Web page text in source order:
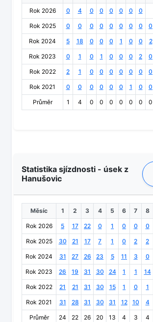
Rok 2026 0 4 0 0 0 0 0 0
Rok 2025 0 0 0 0 0 0 0 0 0
Rok 2024 5 18 0 0 0 1 0 0 2
Rok 2023 0 1 0 1 0 0 0 2 0
Rok 2022 2 1 0 0 0 0 0 0 0
Rok 2021 0 0 0 0 0 0 1 0 0
Průměr 1 4 0 0 0 0 0 0 0
Statistika sjízdnosti - úsek z
Hanušovic
Měsíc 1 2 3 4 5 6 7 8
Rok 2026 5 17 22 0 1 0 0 0
Rok 2025 30 21 17 7 1 0 2 2
Rok 2024 31 27 26 23 5 11 3 0
Rok 2023 26 19 31 30 24 1 1 14
Rok 2022 21 21 31 30 15 1 0 1
Rok 2021 31 28 31 30 31 12 10 4
Průměr 24 22 26 20 13 4 3 4